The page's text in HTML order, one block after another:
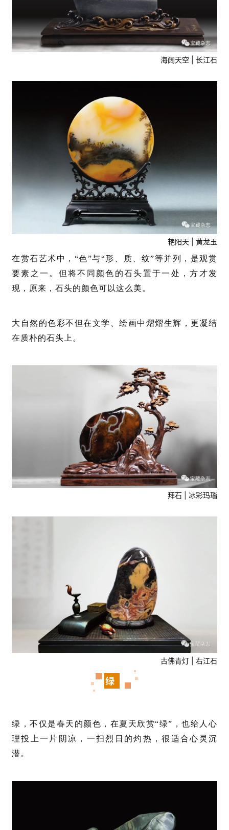
海阔天空 | 长江石
艳阳天 | 黄龙玉
在赏石艺术中，“色”与“形、质、纹”等并列，是观赏
要素之一。但将不同颜色的石头置于一处，方才发
现，原来，石头的颜色可以这么美。
大自然的色彩不但在文学、绘画中熠熠生辉，更凝结
在质朴的石头上。
拜石 | 冰彩玛瑙
古佛青灯 | 右江石
绿
绿，不仅是春天的颜色，在夏天欣赏“绿”，也给人心
理投上一片阴凉，一扫烈日的灼热，很适合心灵沉
潜。